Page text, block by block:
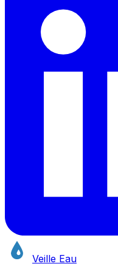
Veille Eau